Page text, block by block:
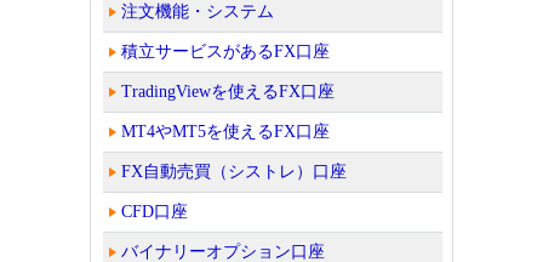
注文機能・システム
積立サービスがあるFX口座
TradingViewを使えるFX口座
MT4やMT5を使えるFX口座
FX自動売買（シストレ）口座
CFD口座
バイナリーオプション口座